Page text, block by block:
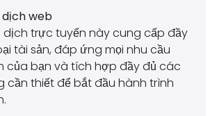
dịch web
dịch trực tuyến này cung cấp đầy
tài sản, đáp ứng mọi nhu cầu
của bạn và tích hợp đầy đủ các
cần thiết để bắt đầu hành trình